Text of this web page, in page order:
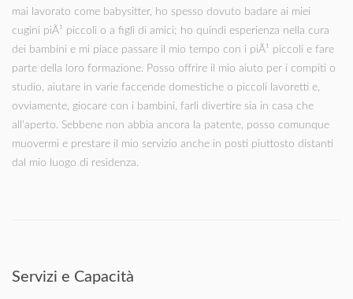
mai lavorato come babysitter, ho spesso dovuto badare ai miei
cugini piÃ¹ piccoli o a figli di amici; ho quindi esperienza nella cura
dei bambini e mi piace passare il mio tempo con i piÃ¹ piccoli e fare
parte della loro formazione. Posso offrire il mio aiuto per i compiti o
studio, aiutare in varie faccende domestiche o piccoli lavoretti e,
ovviamente, giocare con i bambini, farli divertire sia in casa che
all'aperto. Sebbene non abbia ancora la patente, posso comunque
muovermi e prestare il mio servizio anche in posti piuttosto distanti
dal mio luogo di residenza.
Servizi e Capacità